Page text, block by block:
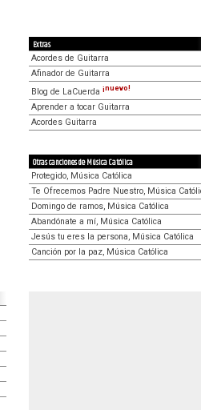
Extras
Acordes de Guitarra
Afinador de Guitarra
Blog de LaCuerda ¡nuevo!
Aprender a tocar Guitarra
Acordes Guitarra
Otras canciones de Música Católica
Protegido, Música Católica
Te Ofrecemos Padre Nuestro, Música
Domingo de ramos, Música Católica
Abandónate a mí, Música Católica
Jesús tu eres la persona, Música Católica
Canción por la paz, Música Católica